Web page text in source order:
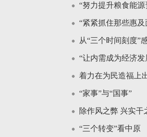
“努力提升粮食能源
“紧紧抓住那些惠
从“三个时间刻度”
“让内需成为经济发
着力在为民造福上
“家事”与“国事”
除作风之弊 兴实干
“三个转变”看中原